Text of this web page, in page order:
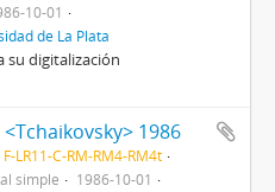
10-01
de La Plata
su digitalización
1986
LR11-C-RM-RM4-RM4t
simple
1986-10-01